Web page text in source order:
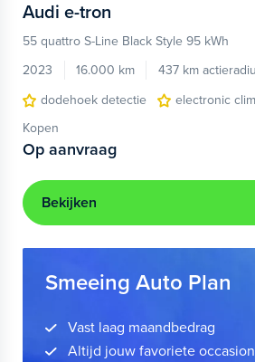
Audi e-tron
55 quattro S-Line Black Style 95 kWh
2023
16.000 km 437 km
dodehoek detectie
electronic
Kopen
Op aanvraag
Bekijken
Smeeing Auto Plan
Vast laag maandbedrag
Altijd jouw favoriete